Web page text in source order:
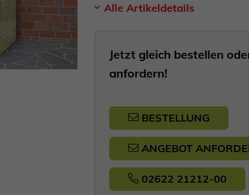
Alle Artikeldetails
Jetzt gleich bestellen
anfordern!
BESTELLUNG
ANGEBOT
02622 21212-00